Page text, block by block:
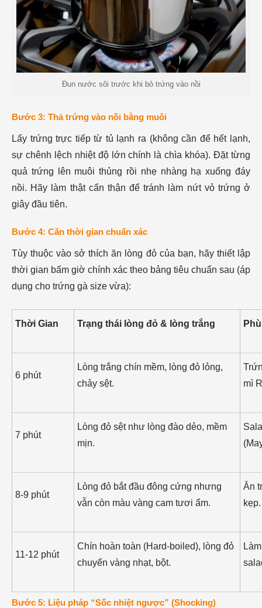
Đun nước sôi trước khi bỏ trứng vào nồi
Bước 3: Thả trứng vào nồi bằng muôi
Lấy trứng trực tiếp từ tủ lạnh ra (không cần để hết lạnh,
sự chênh lệch nhiệt độ lớn chính là chìa khóa). Đặt từng
quả trứng lên muôi thủng rồi nhẹ nhàng hạ xuống đáy
nồi. Hãy làm thật cẩn thận để tránh làm nứt vỏ trứng ở
giây đầu tiên.
Bước 4: Căn thời gian chuẩn xác
Tùy thuộc vào sở thích ăn lòng đỏ của bạn, hãy thiết lập
thời gian bấm giờ chính xác theo bảng tiêu chuẩn sau (áp
dụng cho trứng gà size vừa):
Thời Gian Trạng thái lòng đỏ & lòng trắng
6 phút
Lòng trắng chín mềm, lòng đỏ lỏng,
chảy sệt.
mì
7 phút
Lòng đỏ sệt như lòng đào dẻo, mềm
mịn.
8-9 phút
Lòng đỏ bắt đầu đông cứng nhưng
vẫn còn màu vàng cam tươi ẩm.
Ăn
kẹp.
11-12 phút
Chín hoàn toàn (Hard-boiled), lòng đỏ
chuyển vàng nhạt, bột.
Bước 5: Liệu pháp “Sốc nhiệt ngược” (Shocking)